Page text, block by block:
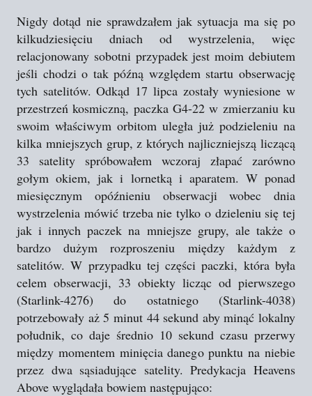
Nigdy dotąd nie sprawdzałem jak sytuacja ma się po
kilkudziesięciu dniach od wystrzelenia, więc
relacjonowany sobotni przypadek jest moim debiutem
jeśli chodzi o tak późną względem startu obserwację
tych satelitów. Odkąd 17 lipca zostały wyniesione w
przestrzeń kosmiczną, paczka G4-22 w zmierzaniu ku
swoim właściwym orbitom uległa już podzieleniu na
kilka mniejszych grup, z których najliczniejszą liczącą
33 satelity spróbowałem wczoraj złapać zarówno
gołym okiem, jak i lornetką i aparatem. W ponad
miesięcznym opóźnieniu obserwacji wobec dnia
wystrzelenia mówić trzeba nie tylko o dzieleniu się tej
jak i innych paczek na mniejsze grupy, ale także o
bardzo dużym rozproszeniu między każdym z
satelitów. W przypadku tej części paczki, która była
celem obserwacji, 33 obiekty licząc od pierwszego
(Starlink-4276) do ostatniego (Starlink-4038)
potrzebowały aż 5 minut 44 sekund aby minąć lokalny
południk, co daje średnio 10 sekund czasu przerwy
między momentem minięcia danego punktu na niebie
przez dwa sąsiadujące satelity. Predykacja Heavens
Above wyglądała bowiem następująco: